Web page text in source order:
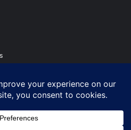
@ cmgtimes.com